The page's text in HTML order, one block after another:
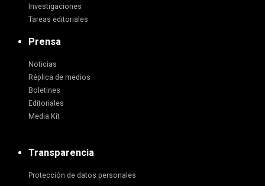
Investigaciones
Tareas editoriales
Prensa
Noticias
Réplica de medios
Boletines
Editoriales
Media Kit
Transparencia
Protección de datos personales